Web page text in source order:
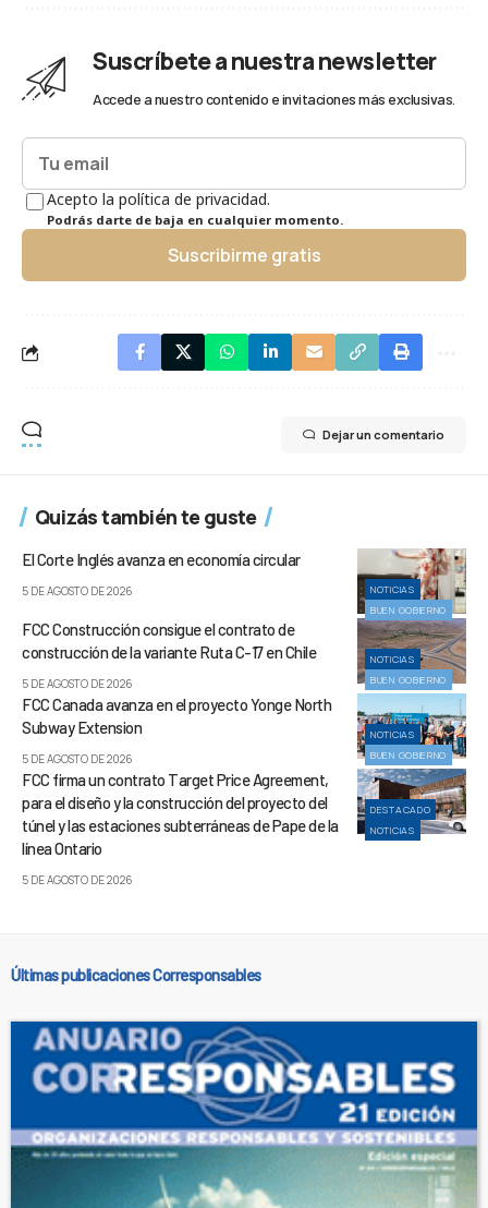
Suscríbete a nuestra newsletter
Accede a nuestro contenido e invitaciones más exclusivas.
Acepto la política de privacidad.
Podrás darte de baja en cualquier momento.
Suscribirme gratis
Dejar un comentario
Quizás también te guste
NOTICIAS
BUEN GOBIERNO
El Corte Inglés avanza en economía circular
5 DE AGOSTO DE 2026
NOTICIAS
BUEN GOBIERNO
FCC Construcción consigue el contrato de
construcción de la variante Ruta C-17 en Chile
5 DE AGOSTO DE 2026
NOTICIAS
BUEN GOBIERNO
FCC Canada avanza en el proyecto Yonge North
Subway Extension
5 DE AGOSTO DE 2026
DESTACADO
NOTICIAS
FCC firma un contrato Target Price Agreement,
para el diseño y la construcción del proyecto del
túnel y las estaciones subterráneas de Pape de la
línea Ontario
5 DE AGOSTO DE 2026
Últimas publicaciones Corresponsables